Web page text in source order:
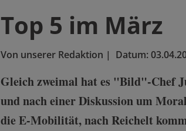
Top 5 im März
Von unserer Redaktion | Datum:
Gleich zweimal hat es "Bild"-Chef
und nach einer Diskussion um
die E-Mobilität, nach Reichelt